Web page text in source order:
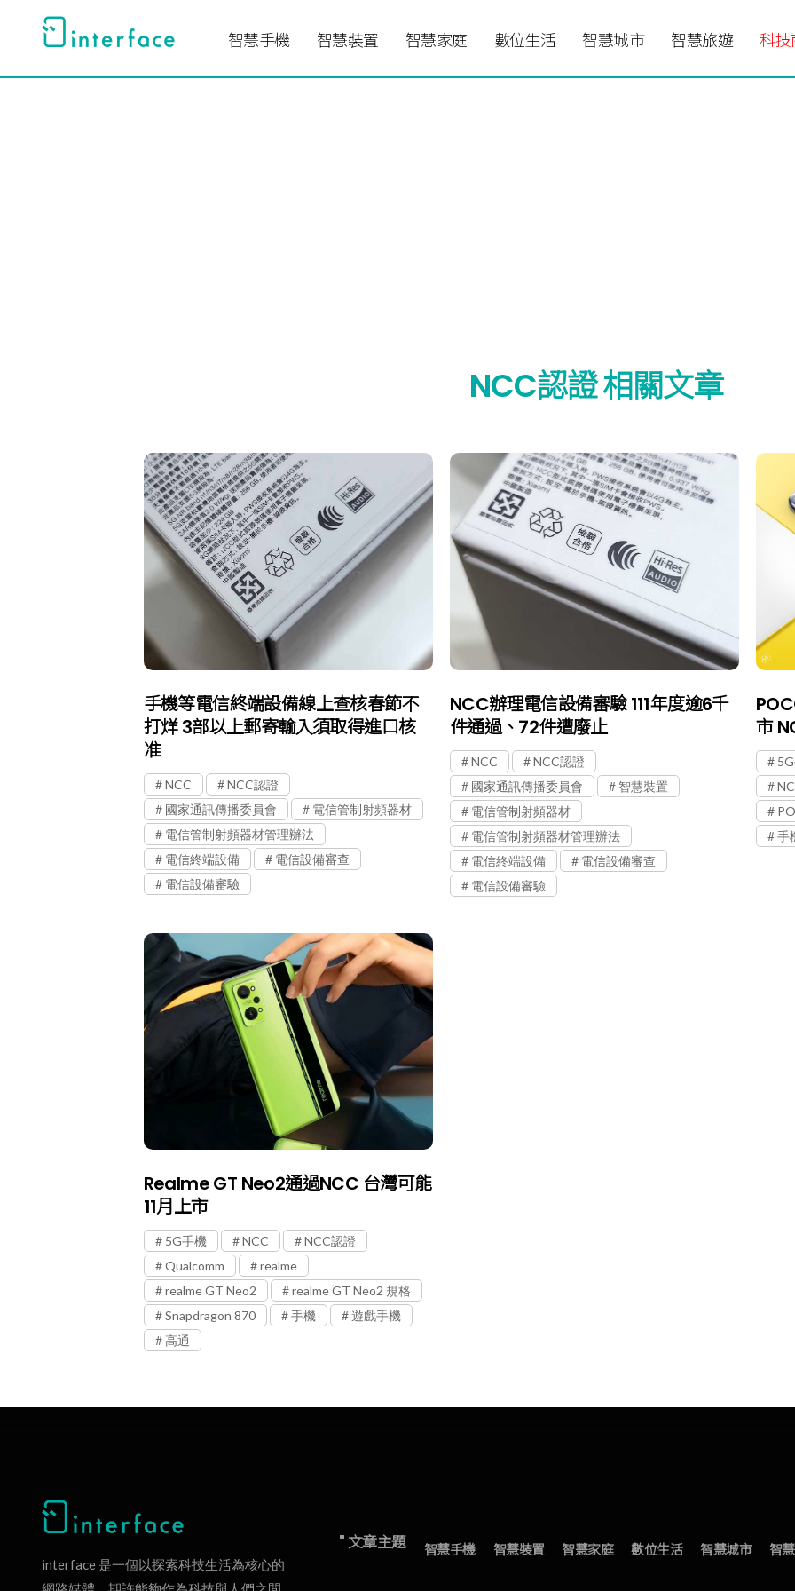
要
智慧手機 智慧裝置 智慧家庭 數位生活 智慧城市 智慧旅遊 科技
NCC認證 相關文章
手機等電信終端設備線上查核春節不
打烊 3部以上郵寄輸入須取得進口核
准
NCC
NCC認證
國家通訊傳播委員會
電信管制射頻器材
電信管制射頻器材管理辦法
電信終端設備
電信設備審查
電信設備審驗
NCC辦理電信設備審驗 111年度逾6千
件通過、72件遭廢止
NCC
NCC認證
國家通訊傳播委員會
智慧裝置
電信管制射頻器材
電信管制射頻器材管理辦法
電信終端設備
電信設備審查
電信設備審驗
市
手
Realme GT Neo2通過NCC 台灣可能
11月上市
5G手機 NCC
NCC認證
Qualcomm
realme
realme GT Neo2
realme GT Neo2 規格
Snapdragon 870
手機
遊戲手機
高通
interface 是一個以探索科技生活為核心的
" 文章主題 智慧手機 智慧裝置 智慧家庭 數位生活 智慧城市 智